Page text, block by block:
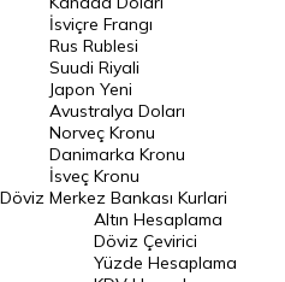
Frank Kuru
Riyal Kuru
Avustralya Doları
Danimarka Kronu Kuru
Kanada Doları Kuru
Norveç Kronu Kuru
İsveç Kronu Kuru
Japon Yeni Kuru
Döviz
İsviçre Frangı
Rus Rublesi
Suudi Riyali
Japon Yeni
Avustralya Doları
Norveç Kronu
Danimarka Kronu
İsveç Kronu
Merkez Bankası Kurlari
Altın Hesaplama
Döviz Çevirici
Yüzde Hesaplama